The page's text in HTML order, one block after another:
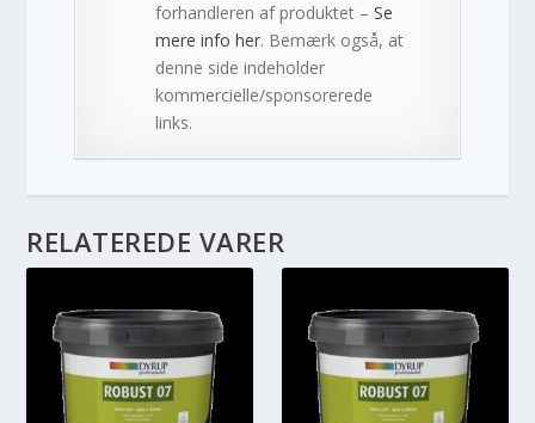
forhandleren af produktet –Se
mere info her. Bemærk også, at
denne side indeholder
kommercielle/sponsorerede
links.
RELATEREDE VARER